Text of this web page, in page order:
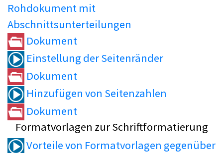
Rohdokument mit
Abschnittsunterteilungen
Dokument
Einstellung der Seitenränder
Dokument
Hinzufügen von Seitenzahlen
Dokument
Formatvorlagen zur Schriftformatierung
Vorteile von Formatvorlagen gegenüber